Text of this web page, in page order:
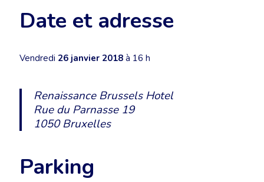
Date et adresse
Vendredi 26 janvier 2018 à 16 h
Renaissance Brussels Hotel
Rue du Parnasse 19
1050 Bruxelles
Parking